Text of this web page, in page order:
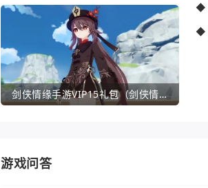
剑侠情缘手游VIP15礼包（剑侠情缘手游VIP1到18一共要花多少钱）
◆
◆
游戏问答